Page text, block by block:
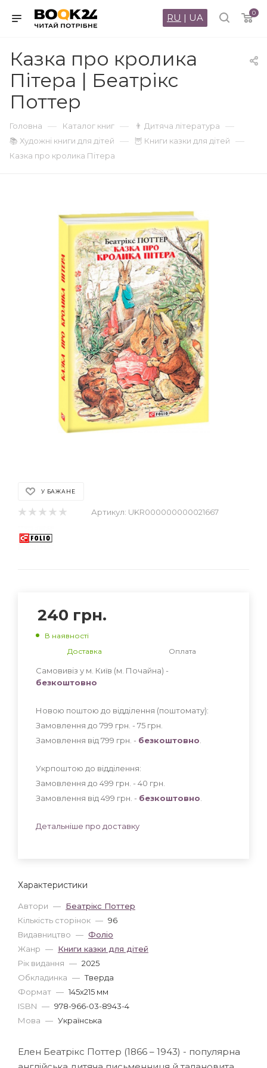
0
RU | UA
Казка про кролика
Пітера | Беатрікс
Поттер
Головна — Каталог книг — 👨 Дитяча література —
📚 Художні книги для дітей — 🦉 Книги казки для дітей —
Казка про кролика Пітера
У БАЖАНЕ
Артикул: UKR000000000021667
Характеристики
Автори — Беатрікс Поттер
Кількість сторінок — 96
Видавництво — Фоліо
Жанр — Книги казки для дітей
Рік видання — 2025
Обкладинка — Тверда
Формат — 145x215 мм
ISBN — 978-966-03-8943-4
Мова — Українська
240 грн.
В наявності
Доставка
Оплата
Самовивіз у м. Київ (м. Почайна) -
безкоштовно
Новою поштою до відділення (поштомату):
Замовлення до 799 грн. - 75 грн
Замовлення від 799 грн. - безкоштовно
Укрпоштою до відділення:
Замовлення до 499 грн. - 40 грн
Замовлення від 499 грн. - безкоштовно
Детальніше про доставку
Елен Беатрікс Поттер (1866 – 1943) - популярна